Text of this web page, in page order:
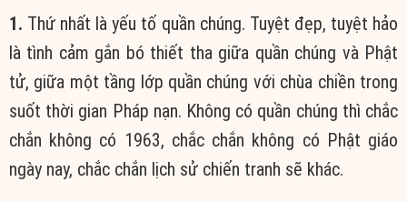
1. Thứ nhất là yếu tố quần chúng. Tuyệt đẹp, tuyệt hảo
là tình cảm gắn bó thiết tha giữa quần chúng và Phật
tử, giữa một tầng lớp quần chúng với chùa chiền trong
suốt thời gian Pháp nạn. Không có quần chúng thì chắc
chắn không có 1963, chắc chắn không có Phật giáo
ngày nay, chắc chắn lịch sử chiến tranh sẽ khác.